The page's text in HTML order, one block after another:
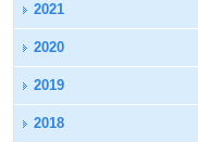
2021
2020
2019
2018